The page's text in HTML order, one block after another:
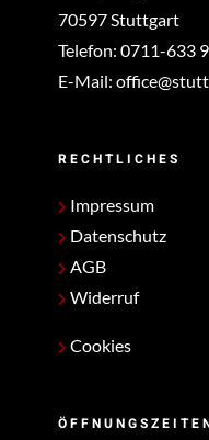
70597 Stuttgart
Telefon: 0711-633
E-Mail:
RECHTLICHES
Impressum
Datenschutz
AGB
Widerruf
Cookies